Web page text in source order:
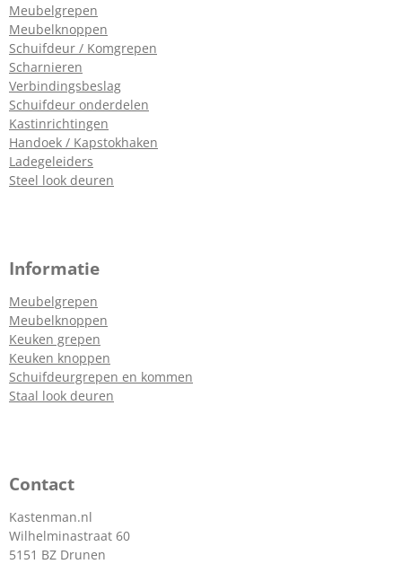
Meubelgrepen
Meubelknoppen
Schuifdeur / Komgrepen
Scharnieren
Verbindingsbeslag
Schuifdeur onderdelen
Kastinrichtingen
Handoek / Kapstokhaken
Ladegeleiders
Steel look deuren
Informatie
Meubelgrepen
Meubelknoppen
Keuken grepen
Keuken knoppen
Schuifdeurgrepen en kommen
Staal look deuren
Contact
Kastenman.nl
Wilhelminastraat 60
5151 BZ Drunen